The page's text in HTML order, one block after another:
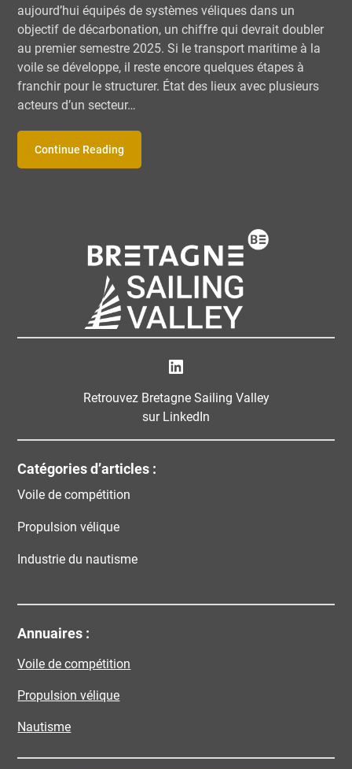
aujourd’hui équipés de systèmes véliques dans un
objectif de décarbonation, un chiffre qui devrait doubler
au premier semestre 2025. Si le transport maritime à la
voile se développe, il reste encore quelques étapes à
franchir pour le structurer. État des lieux avec plusieurs
acteurs d’un secteur…
Continue Reading
Bretagne Sailing Valley
Retrouvez Bretagne Sailing Valley
sur LinkedIn
Catégories d’articles :
Voile de compétition
Propulsion vélique
Industrie du nautisme
Annuaires :
Voile de compétition
Propulsion vélique
Nautisme